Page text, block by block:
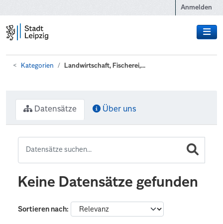
Anmelden
Kategorien Landwirtschaft, Fischerei,...
Datensätze Über uns
Keine Datensätze gefunden
Sortieren nach